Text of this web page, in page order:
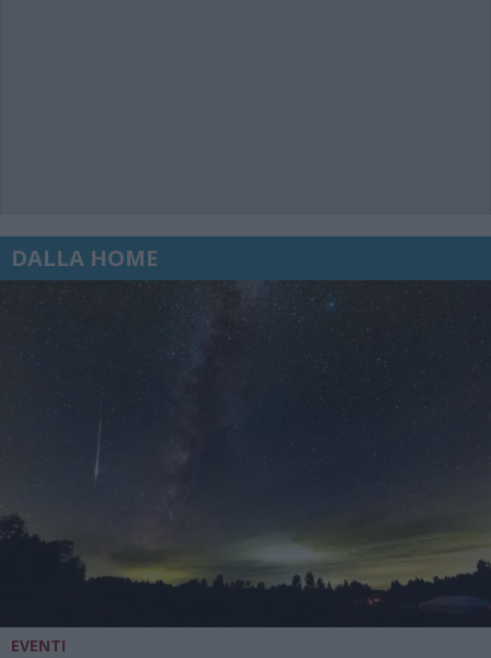
DALLA HOME
EVENTI